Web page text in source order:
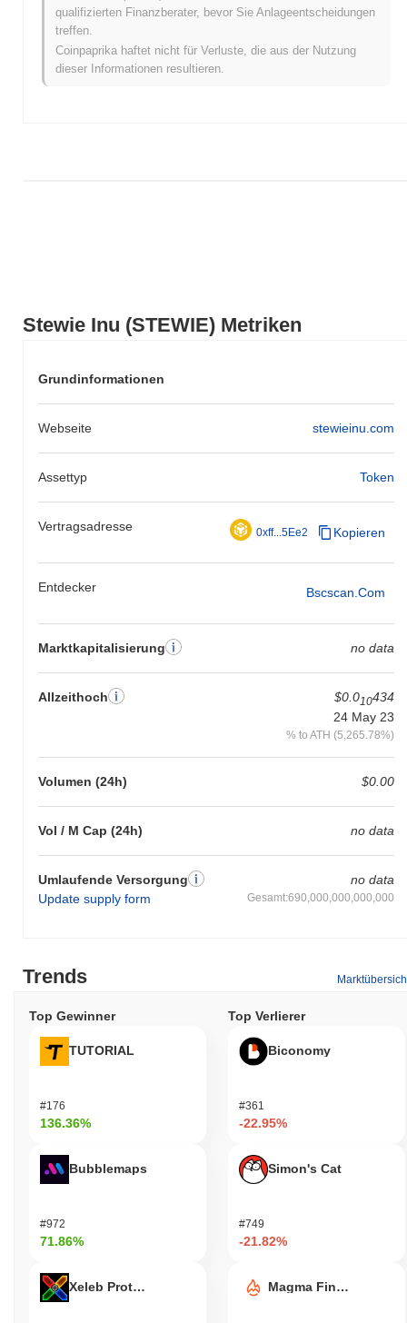
Stewie Inu (STEWIE) Metriken
Grundinformationen
Webseite stewieinu.com
Assettyp Token
Vertragsadresse 0xff...5Ee2 Kopieren
Entdecker Bscscan.com
Marktkapitalisierung no data
Allzeithoch $0.010434
24 May 23
% to ATH (5,265.78%)
Volumen (24h) $0.00
Vol / M Cap (24h) no data
Umlaufende Versorgung
Update supply form
no data
Gesamt:690,000,000,000,000
In den letzten 7 Tagen ist Stewie Inu um
damit hinter dem gesamten Kryptomarkt der einen Gewinn von
0.08%verzeichnete zurück. Dies deutet auf eine vorübergehende
Verzögerung der Preisentwicklung von STEWIE im Vergleich zur
qualifizierten Finanzberater, bevor Sie Anlageentscheidungen
treffen.
Coinpaprika haftet nicht für Verluste, die aus der Nutzung
dieser Informationen resultieren.
Trends
Top Gewinner
TUTORIAL
#176
136.36%
Bubblemaps
#972
71.86%
Xeleb Protocol
Top Verlierer
Biconomy
#361
-22.95%
Simon's Cat
#749
-21.82%
Magma Finance